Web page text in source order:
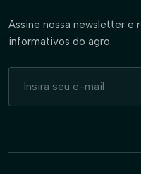
Assine nossa newsletter e
informativos do agro.